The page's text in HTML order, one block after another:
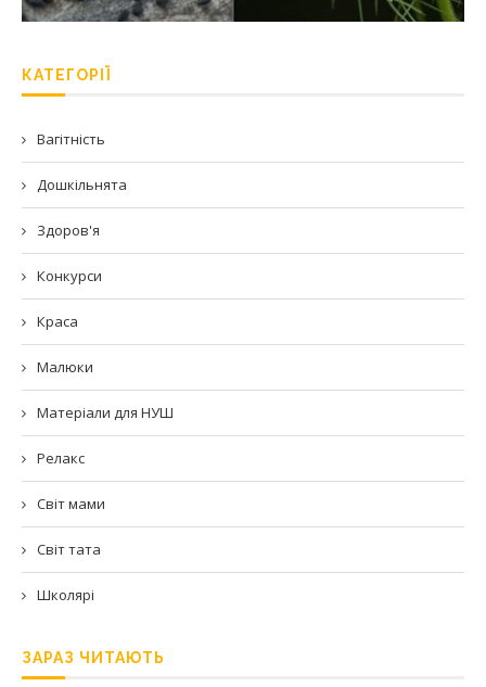
КАТЕГОРІЇ
Вагітність
Дошкільнята
Здоров'я
Конкурси
Краса
Малюки
Матеріали для НУШ
Релакс
Світ мами
Світ тата
Школярі
ЗАРАЗ ЧИТАЮТЬ